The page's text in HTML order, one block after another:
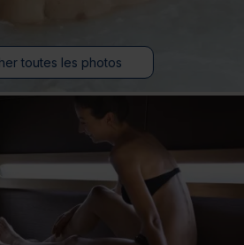
toutes les photos